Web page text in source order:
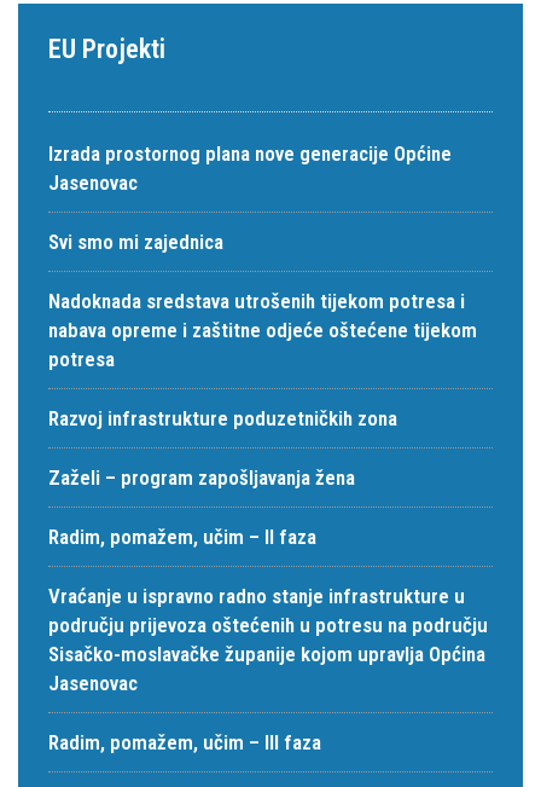
EU Projekti
Izrada prostornog plana nove generacije Općine
Jasenovac
Svi smo mi zajednica
Nadoknada sredstava utrošenih tijekom potresa i
nabava opreme i zaštitne odjeće oštećene tijekom
potresa
Razvoj infrastrukture poduzetničkih zona
Zaželi – program zapošljavanja žena
Radim, pomažem, učim – II faza
Vraćanje u ispravno radno stanje infrastrukture u
području prijevoza oštećenih u potresu na području
Sisačko-moslavačke županije kojom upravlja Općina
Jasenovac
Radim, pomažem, učim – III faza